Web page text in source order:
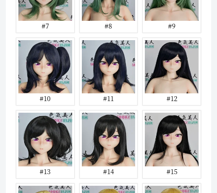
#7 #8 #9
#10 #11 #12
#13 #14 #15